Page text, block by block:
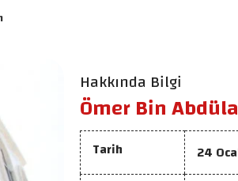
Hakkında Bilgi
Ömer Bin
Tarih
24